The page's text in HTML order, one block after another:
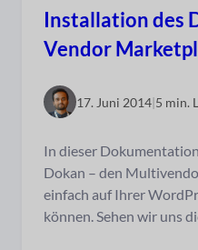
Installation des
Vendor
17. Juni 2014|5 min.
In dieser
Dokan – den
einfach auf Ihrer
können. Sehen wir uns